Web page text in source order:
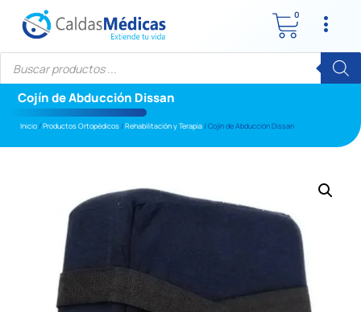
0
Cojín de Abducción Dissan
Inicio/Productos Ortopédicos/Rehabilitación y Terapia/ Cojín de Abducción Dissan